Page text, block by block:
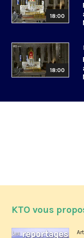
18:00
18:00
KTO vous